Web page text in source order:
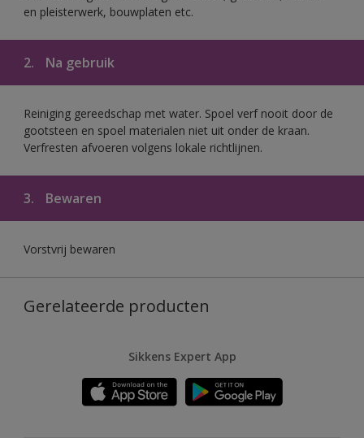
en pleisterwerk, bouwplaten etc.
2. Na gebruik
Reiniging gereedschap met water. Spoel verf nooit door de
gootsteen en spoel materialen niet uit onder de kraan.
Verfresten afvoeren volgens lokale richtlijnen.
3. Bewaren
Vorstvrij bewaren
Gerelateerde producten
Sikkens Expert App